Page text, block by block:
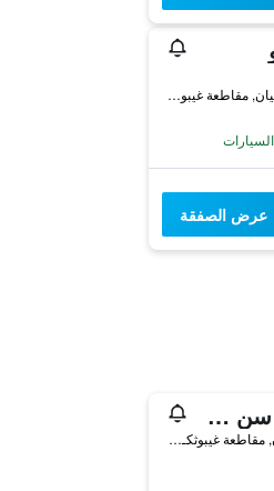
Paseo del Faro 134, سان سباستيان, مقاطعة غيبوثكـوا, أسبانيا
عرض الصفقة
بنسيون جورتشو باي سن سيباستيان
San Juan, 11, 2d, سان سباستيان, مقاطعة غيبوثكـوا, أسبانيا